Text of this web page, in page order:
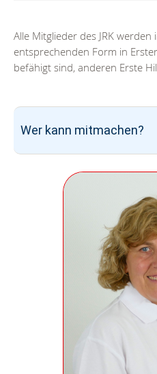
Alle Mitglieder des JRK
entsprechenden Form in
befähigt sind, anderen Erste
Wer kann mitmachen?